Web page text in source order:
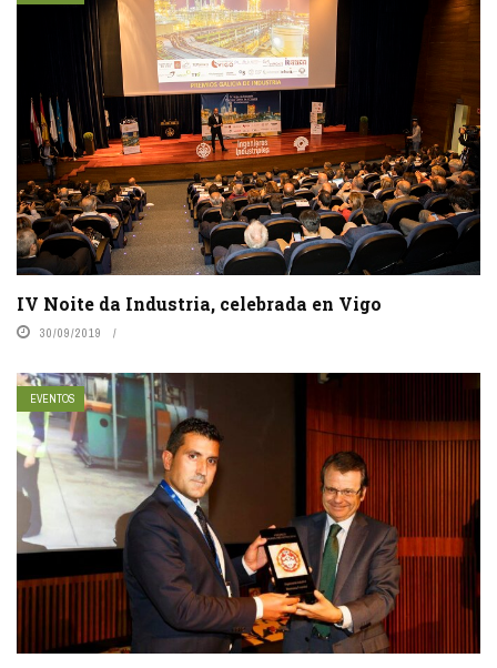
IV Noite da Industria, celebrada en Vigo
30/09/2019
EVENTOS